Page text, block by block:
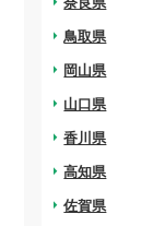
鳥取県
arrow_right
岡山県
arrow_right
山口県
arrow_right
香川県
arrow_right
高知県
arrow_right
佐賀県
arrow_right